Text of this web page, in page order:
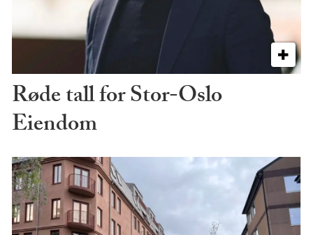
Røde tall for Stor-Oslo
Eiendom